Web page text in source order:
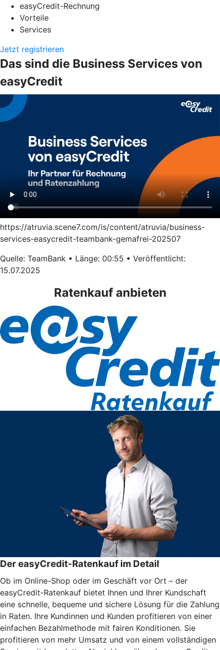
easyCredit-Rechnung
Vorteile
Services
Jetzt registrieren
Das sind die Business Services von
easyCredit
https://atruvia.scene7.com/is/content/atruvia/business-
services-easycredit-teambank-gemafrei-202507
Quelle: TeamBank • Länge: 00:55 • Veröffentlicht:
15.07.2025
Ratenkauf anbieten
Der easyCredit-Ratenkauf im Detail
Ob im Online-Shop oder im Geschäft vor Ort – der
easyCredit-Ratenkauf bietet Ihnen und Ihrer Kundschaft
eine schnelle, bequeme und sichere Lösung für die Zahlung
in Raten. Ihre Kundinnen und Kunden profitieren von einer
einfachen Bezahlmethode mit fairen Konditionen. Sie
profitieren von mehr Umsatz und von einem vollständigen